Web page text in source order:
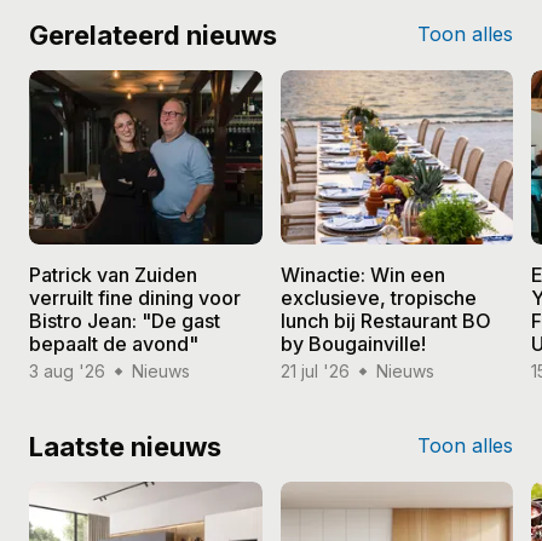
Gerelateerd nieuws Toon alles
Patrick van Zuiden
verruilt fine dining voor
Bistro Jean: "De gast
bepaalt de avond"
3 aug '26 Nieuws
Winactie: Win een
exclusieve, tropische
lunch bij Restaurant BO
by Bougainville!
21 jul '26 Nieuws
Laatste nieuws Toon alles